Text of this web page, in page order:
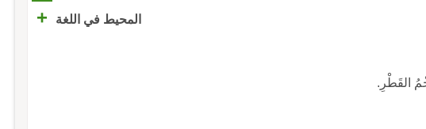
المحيط في اللغة +
القَطْرِ.